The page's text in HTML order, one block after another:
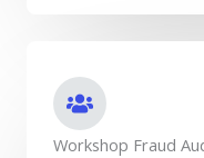
Workshop Fraud